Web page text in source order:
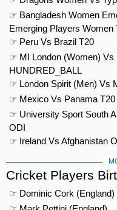
☞ Bangladesh Women
Emerging Players Women
☞ Peru Vs Brazil T20
☞ MI London (Women) Vs
HUNDRED_BALL
☞ London Spirit (Men) Vs
☞ Mexico Vs Panama T20
☞ University Sport South
ODI
☞ Ireland Vs Afghanistan
Cricket Players
☞ Dominic Cork (England)